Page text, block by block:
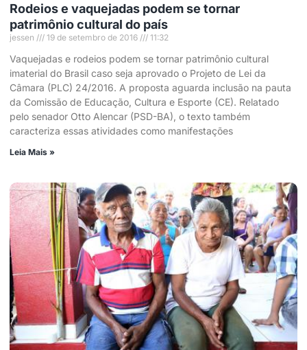
Rodeios e vaquejadas podem se tornar
patrimônio cultural do país
jessen 19 de setembro de 2016 11:32
Vaquejadas e rodeios podem se tornar patrimônio cultural
imaterial do Brasil caso seja aprovado o Projeto de Lei da
Câmara (PLC) 24/2016. A proposta aguarda inclusão na pauta
da Comissão de Educação, Cultura e Esporte (CE). Relatado
pelo senador Otto Alencar (PSD-BA), o texto também
caracteriza essas atividades como manifestações
Leia Mais »